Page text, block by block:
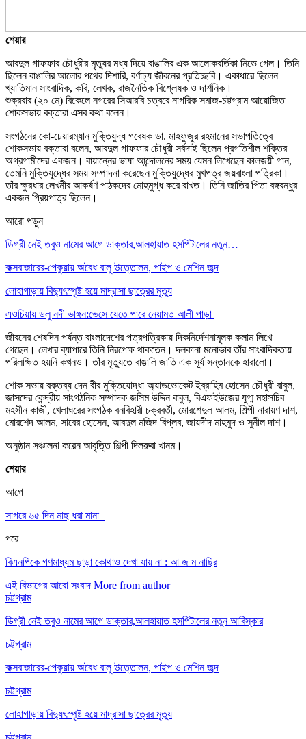
শেয়ার
আবদুল গাফফার চৌধুরীর মৃত্যুর মধ্য দিয়ে বাঙালির এক আলোকবর্তিকা নিভে গেল। তিনি
ছিলেন বাঙালির আলোর পথের দিশারি, বর্ণাঢ্য জীবনের প্রতিচ্ছবি। একাধারে ছিলেন
খ্যাতিমান সাংবাদিক, কবি, লেখক, রাজনৈতিক বিশ্লেষক ও দার্শনিক।
শুক্রবার (২০ মে) বিকেলে নগরের সিআরবি চত্বরে নাগরিক সমাজ-চট্টগ্রাম আয়োজিত
শোকসভায় বক্তারা এসব কথা বলেন।
সংগঠনের কো-চেয়ারম্যান মুক্তিযুদ্ধ গবেষক ডা. মাহফুজুর রহমানের সভাপতিত্বে
শোকসভায় বক্তারা বলেন, আবদুল গাফফার চৌধুরী সর্বদাই ছিলেন প্রগতিশীল শক্তির
অগ্রগামীদের একজন। বায়ান্নের ভাষা আন্দোলনের সময় যেমন লিখেছেন কালজয়ী গান,
তেমনি মুক্তিযুদ্ধের সময় সম্পাদনা করেছেন মুক্তিযুদ্ধের মুখপত্র জয়বাংলা পত্রিকা।
তাঁর ক্ষুরধার লেখনীর আকর্ষণ পাঠকদের মোহমুগ্ধ করে রাখত। তিনি জাতির পিতা বঙ্গবন্ধুর
একজন প্রিয়পাত্র ছিলেন।
আরো পড়ুন
ডিগ্রী নেই তবুও নামের আগে ডাক্তার,আলহায়াত হসপিটালের নতুন…
কক্সবাজারের-পেকুয়ায় অবৈধ বালু উত্তোলন, পাইপ ও মেশিন জব্দ
লোহাগাড়ায় বিদ্যুৎস্পৃষ্ট হয়ে মাদ্রাসা ছাত্রের মৃত্যু
এওচিয়ায় ডলু নদী ভাঙ্গন:ভেসে যেতে পারে নেয়ামত আলী পাড়া
জীবনের শেষদিন পর্যন্ত বাংলাদেশের পত্রপত্রিকায় দিকনির্দেশনামূলক কলাম লিখে
গেছেন। লেখার ব্যাপারে তিনি নিরপেক্ষ থাকতেন। দলকানা মনোভাব তাঁর সাংবাদিকতায়
পরিলক্ষিত হয়নি কখনও। তাঁর মৃত্যুতে বাঙালি জাতি এক সূর্য সন্তানকে হারালো।
শোক সভায় বক্তব্য দেন বীর মুক্তিযোদ্ধা অ্যাডভোকেট ইব্রাহিম হোসেন চৌধুরী বাবুল,
জাসদের কেন্দ্রীয় সাংগঠনিক সম্পাদক জসিম উদ্দিন বাবুল, বিএফইউজের যুগ্ম মহাসচিব
মহসীন কাজী, খেলাঘরের সংগঠক বনবিহারী চক্রবর্তী, মোরশেদুল আলম, শিল্পী নারায়ণ দাশ,
মোরশেদ আলম, সাবের হোসেন, আবদুল মজিদ বিপ্লব, জায়দীদ মাহমুদ ও সুনীল দাশ।
অনুষ্ঠান সঞ্চালনা করেন আবৃত্তি শিল্পী দিলরুবা খানম।
শেয়ার
আগে
সাগরে ৬৫ দিন মাছ ধরা মানা
পরে
বিএনপিকে গণমাধ্যম ছাড়া কোথাও দেখা যায় না : আ জ ম নাছির
এই বিভাগের আরো সংবাদ More from author
চট্টগ্রাম
ডিগ্রী নেই তবুও নামের আগে ডাক্তার,আলহায়াত হসপিটালের নতুন আবিস্কার
চট্টগ্রাম
কক্সবাজারের-পেকুয়ায় অবৈধ বালু উত্তোলন, পাইপ ও মেশিন জব্দ
চট্টগ্রাম
লোহাগাড়ায় বিদ্যুৎস্পৃষ্ট হয়ে মাদ্রাসা ছাত্রের মৃত্যু